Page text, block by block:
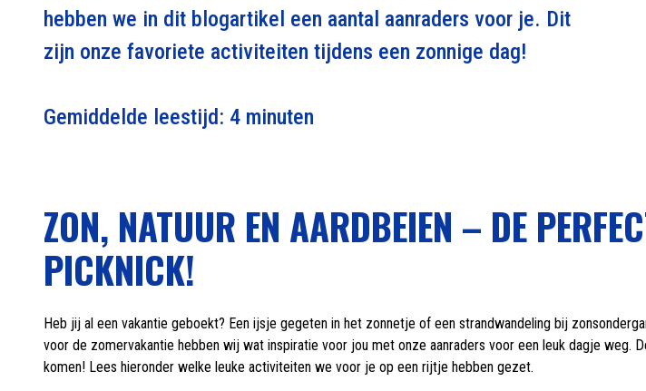
hebben we in dit blogartikel een aantal aanraders voor je. Dit
zijn onze favoriete activiteiten tijdens een zonnige dag!
Gemiddelde leestijd: 4 minuten
ZON, NATUUR EN AARDBEIEN – DE
PICKNICK!
Heb jij al een vakantie geboekt? Een ijsje gegeten in het zonnetje of een strandwandeling bij
voor de zomervakantie hebben wij wat inspiratie voor jou met onze aanraders voor een leuk dagje weg.
komen! Lees hieronder welke leuke activiteiten we voor je op een rijtje hebben gezet.